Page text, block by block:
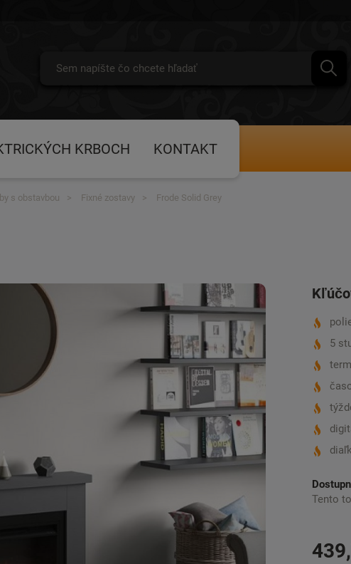
KRBOCH KONTAKT
5
Tento
s obstavbou Fixné zostavy Frode Solid Grey